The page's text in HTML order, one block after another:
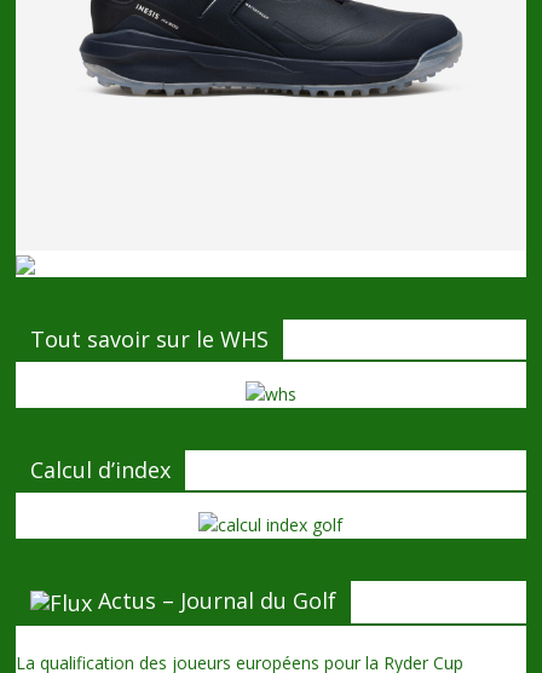
Tout savoir sur le WHS
Calcul d’index
Actus – Journal du Golf
La qualification des joueurs européens pour la Ryder Cup